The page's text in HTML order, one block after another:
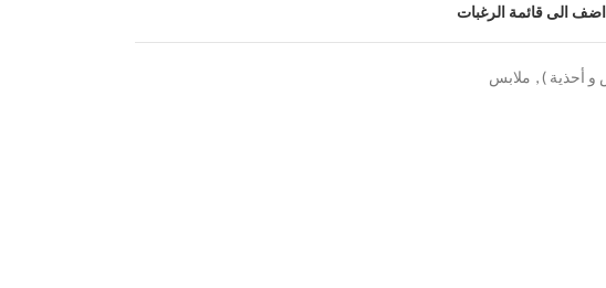
اضف الى قائمة الرغبات
, ملابس